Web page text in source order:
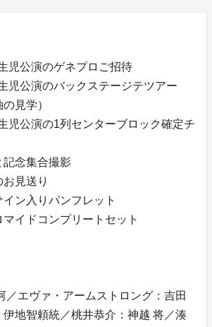
児公演のゲネプロご招待
児公演のバックステージテツアー
見学）
児公演の1列センターブロック確定チ
記念集合撮影
お見送り
イン入りパンフレット
マイドコンプリートセット
／エヴァ・アームストロング：吉田
地智頼統／桃井恭介：神越 将／湊